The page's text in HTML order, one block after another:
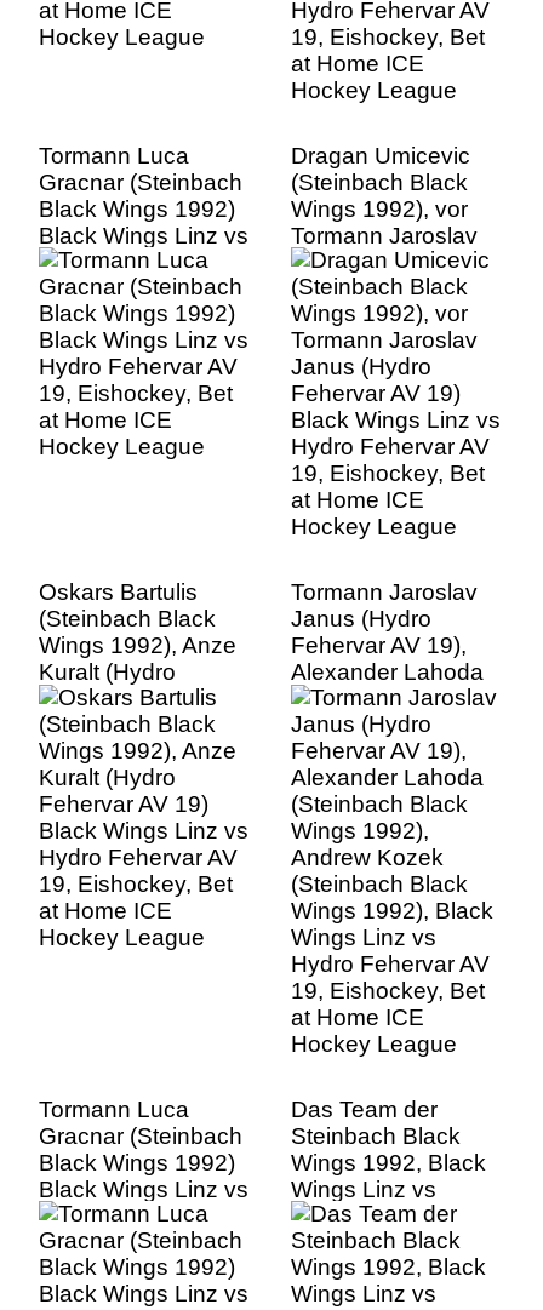
Tormann Luca
Gracnar (Steinbach
Black Wings 1992)
Black Wings Linz vs
Hydro Fehervar AV
19, Eishockey, Bet
at Home ICE
Hockey League
Dragan Umicevic
(Steinbach Black
Wings 1992), vor
Tormann Jaroslav
Janus (Hydro
Fehervar AV 19)
Black Wings Linz vs
Hydro Fehervar AV
19, Eishockey, Bet
at Home ICE
Hockey League
Oskars Bartulis
(Steinbach Black
Wings 1992), Anze
Kuralt (Hydro
Fehervar AV 19)
Black Wings Linz vs
Hydro Fehervar AV
19, Eishockey, Bet
at Home ICE
Hockey League
Tormann Jaroslav
Janus (Hydro
Fehervar AV 19),
Alexander Lahoda
(Steinbach Black
Wings 1992),
Andrew Kozek
(Steinbach Black
Wings 1992), Black
Wings Linz vs
Hydro Fehervar AV
19, Eishockey, Bet
at Home ICE
Hockey League
Tormann Luca
Gracnar (Steinbach
Black Wings 1992)
Black Wings Linz vs
Hydro Fehervar AV
19, Eishockey, Bet
at Home ICE
Hockey League
Das Team der
Steinbach Black
Wings 1992, Black
Wings Linz vs
Hydro Fehervar AV
19, Eishockey, Bet
at Home ICE
Hockey League